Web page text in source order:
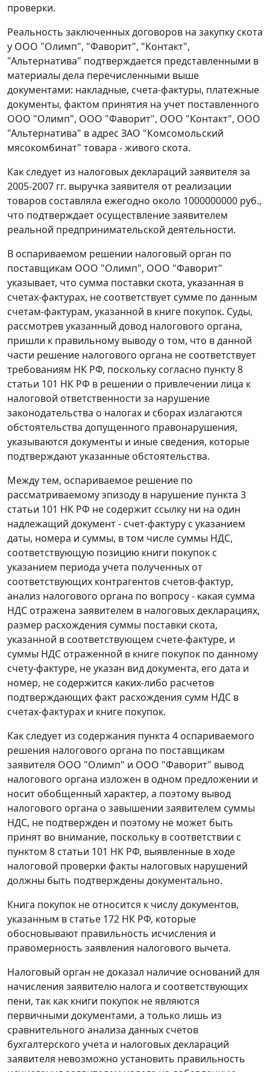
проверки.
Реальность заключенных договоров на закупку скота
у ООО "Олимп", "Фаворит", "Контакт",
"Альтернатива" подтверждается представленными в
материалы дела перечисленными выше
документами: накладные, счета-фактуры, платежные
документы, фактом принятия на учет поставленного
ООО "Олимп", ООО "Фаворит", ООО "Контакт", ООО
"Альтернатива" в адрес ЗАО "Комсомольский
мясокомбинат" товара - живого скота.
Как следует из налоговых деклараций заявителя за
2005-2007 гг. выручка заявителя от реализации
товаров составляла ежегодно около 1000000000 руб.,
что подтверждает осуществление заявителем
реальной предпринимательской деятельности.
В оспариваемом решении налоговый орган по
поставщикам ООО "Олимп", ООО "Фаворит"
указывает, что сумма поставки скота, указанная в
счетах-фактурах, не соответствует сумме по данным
счетам-фактурам, указанной в книге покупок. Суды,
рассмотрев указанный довод налогового органа,
пришли к правильному выводу о том, что в данной
части решение налогового органа не соответствует
требованиям НК РФ, поскольку согласно пункту 8
статьи 101 НК РФ в решении о привлечении лица к
налоговой ответственности за нарушение
законодательства о налогах и сборах излагаются
обстоятельства допущенного правонарушения,
указываются документы и иные сведения, которые
подтверждают указанные обстоятельства.
Между тем, оспариваемое решение по
рассматриваемому эпизоду в нарушение пункта 3
статьи 101 НК РФ не содержит ссылку ни на один
надлежащий документ - счет-фактуру с указанием
даты, номера и суммы, в том числе суммы НДС,
соответствующую позицию книги покупок с
указанием периода учета полученных от
соответствующих контрагентов счетов-фактур,
анализ налогового органа по вопросу - какая сумма
НДС отражена заявителем в налоговых декларациях,
размер расхождения суммы поставки скота,
указанной в соответствующем счете-фактуре, и
суммы НДС отраженной в книге покупок по данному
счету-фактуре, не указан вид документа, его дата и
номер, не содержится каких-либо расчетов
подтверждающих факт расхождения сумм НДС в
счетах-фактурах и книге покупок.
Как следует из содержания пункта 4 оспариваемого
решения налогового органа по поставщикам
заявителя ООО "Олимп" и ООО "Фаворит" вывод
налогового органа изложен в одном предложении и
носит обобщенный характер, а поэтому вывод
налогового органа о завышении заявителем суммы
НДС, не подтвержден и поэтому не может быть
принят во внимание, поскольку в соответствии с
пунктом 8 статьи 101 НК РФ, выявленные в ходе
налоговой проверки факты налоговых нарушений
должны быть подтверждены документально.
Книга покупок не относится к числу документов,
указанным в статье 172 НК РФ, которые
обосновывают правильность исчисления и
правомерность заявления налогового вычета.
Налоговый орган не доказал наличие оснований для
начисления заявителю налога и соответствующих
пени, так как книги покупок не являются
первичными документами, а только лишь из
сравнительного анализа данных счетов
бухгалтерского учета и налоговых деклараций
заявителя невозможно установить правильность